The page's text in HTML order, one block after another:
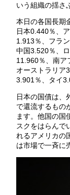
いう組織の揺さ
本日の各国長期
日本0.440％、
1.913％、フラン
中国3.520％、
11.960％、南ア
オーストラリア
3.901％、タイ
日本の国債は、
で還流するもの
ます。他国の国
スクをはらんで
れるアメリカの
は市場で一斉に